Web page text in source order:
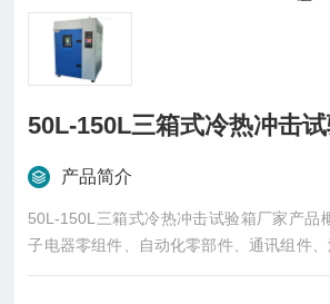
50L-150L三箱式冷热冲击
产品简介
50L-150L三箱式冷热冲击试验箱厂家产品
子电器零组件、自动化零部件、通讯组件、
学材料、塑胶等行业，国防工业、航天、